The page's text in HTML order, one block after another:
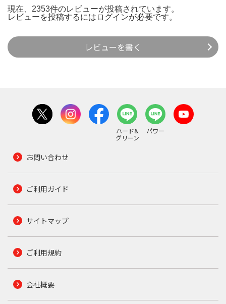
現在、2353件のレビューが投稿されています。
レビューを投稿するには ログインが必要です。
レビューを書く
ハード&
グリーン
パワー
お問い合わせ
ご利用ガイド
サイトマップ
ご利用規約
会社概要